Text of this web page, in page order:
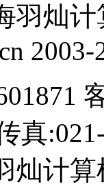
羽灿
2003-
真
灿计